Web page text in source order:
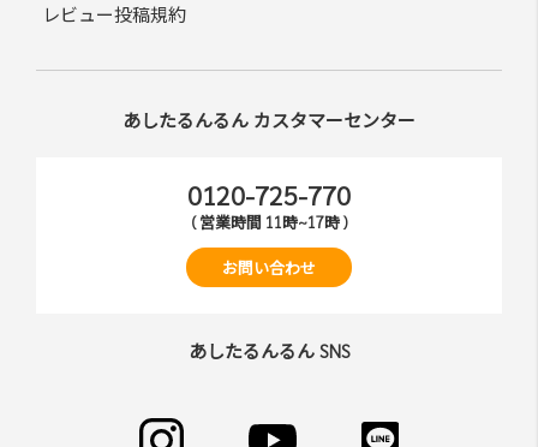
レビュー投稿規約
あしたるんるん カスタマーセンター
0120-725-770
( 営業時間 11時~17時 )
お問い合わせ
あしたるんるん SNS